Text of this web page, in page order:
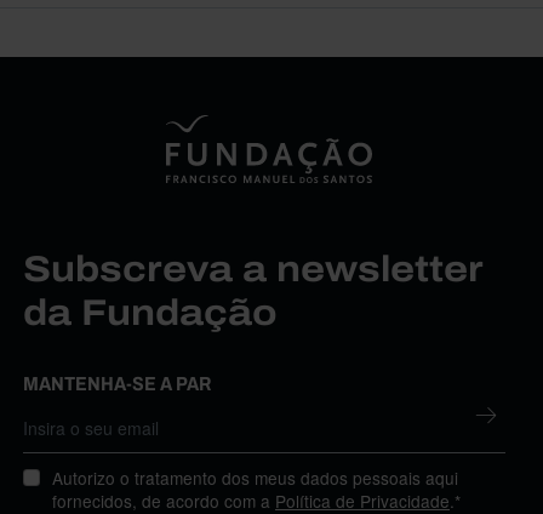
Subscreva a newsletter
da Fundação
MANTENHA-SE A PAR
Autorizo o tratamento dos meus dados pessoais aqui
fornecidos, de acordo com a Política de Privacidade .*